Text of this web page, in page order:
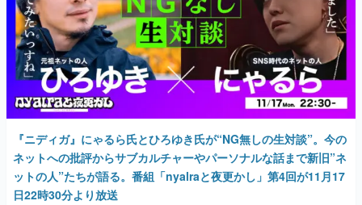
『ニディガ』にゃるら氏とひろゆき氏が“NG無しの生対談”。今の
ネットへの批評からサブカルチャーやパーソナルな話まで新旧”ネ
ットの人”たちが語る。番組「nyalraと夜更かし」第4回が11月17
日22時30分より放送